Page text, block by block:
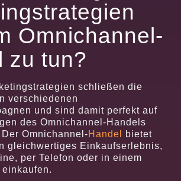
Omnichannel-
zu tun?
schließen die
verschiedenen
und sind damit perfekt auf
des Omnichannel-Handels
Omnichannel-Handel bietet
gleichwertiges Einkaufserlebnis,
per Telefon oder in einem
einkaufen.